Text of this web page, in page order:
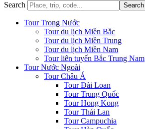
Search
Search
Tour Trong Nước
Tour du lịch Miền Bắc
Tour du lịch Miền Trung
Tour du lịch Miền Nam
Tour liên tuyến Bắc Trung Nam
Tour Nước Ngoài
Tour Châu Á
Tour Đài Loan
Tour Trung Quốc
Tour Hong Kong
Tour Thái Lan
Tour Campuchia